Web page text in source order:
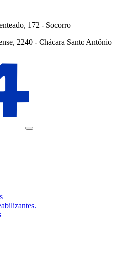
172 - Socorro
2240 - Chácara Santo Antônio